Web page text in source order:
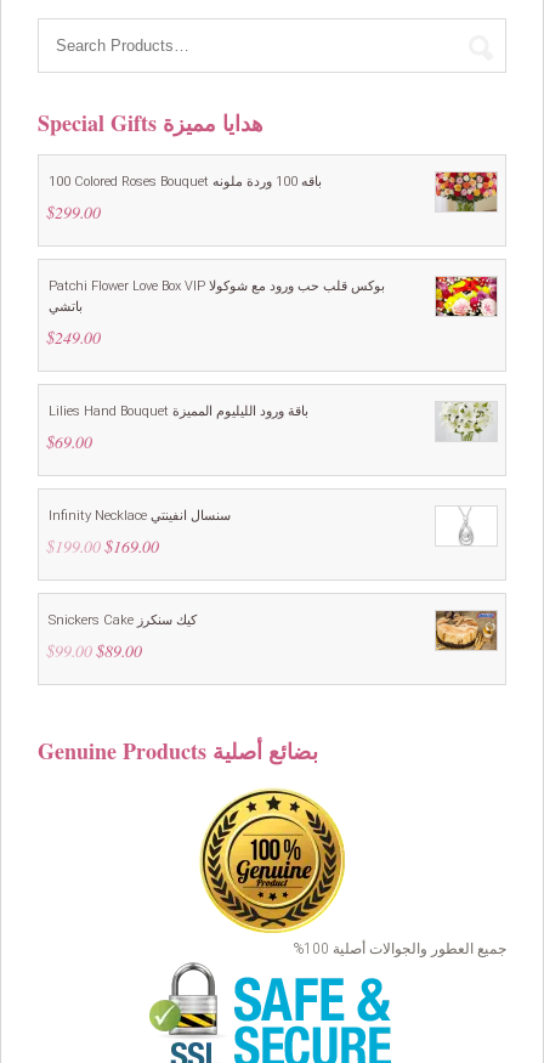
Special Gifts هدايا مميزة
100 Colored Roses Bouquet باقه 100 وردة ملونه
$299.00
Patchi Flower Love Box VIP بوكس قلب حب ورود مع شوكولا
باتشي
$249.00
Lilies Hand Bouquet باقة ورود الليليوم المميزة
$69.00
Infinity Necklace سنسال انفينتي
$199.00 Original
was:
$169.00Current
is:
Snickers Cake كيك سنكرز
$99.00 Original
was:
$89.00Current
is:
Genuine Products بضائع أصلية
جميع العطور والجوالات أصلية 100%